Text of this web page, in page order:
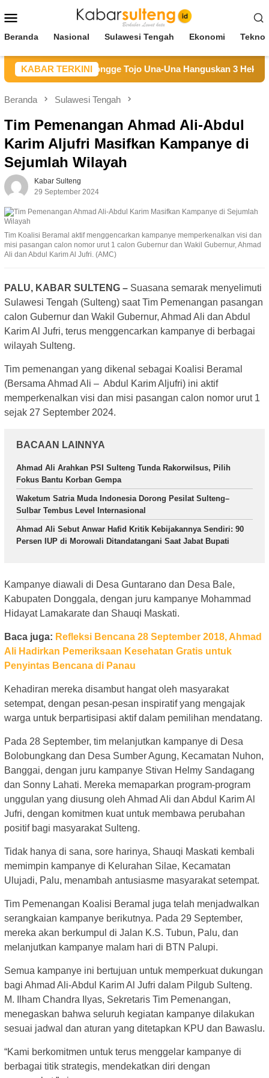
ke
Mobile
Beranda Nasional Sulawesi Tengah Ekonomi
KABAR TERKINI
Hutan di Longge Tojo Una-Una Hanguskan 3 Hektare
Beranda Sulawesi Tengah
Tim Pemenangan Ahmad Ali-Abdul
Karim Aljufri Masifkan Kampanye di
Sejumlah Wilayah
Kabar Sulteng
29 September 2024
Tim Koalisi Beramal aktif menggencarkan kampanye memperkenalkan visi dan
misi pasangan calon nomor urut 1 calon Gubernur dan Wakil Gubernur, Ahmad
Ali dan Abdul Karim Al Jufri. (AMC)
PALU, KABAR SULTENG – Suasana semarak menyelimuti
Sulawesi Tengah (Sulteng) saat Tim Pemenangan pasangan
calon Gubernur dan Wakil Gubernur, Ahmad Ali dan Abdul
Karim Al Jufri, terus menggencarkan kampanye di berbagai
wilayah Sulteng.
Tim pemenangan yang dikenal sebagai Koalisi Beramal
(Bersama Ahmad Ali – Abdul Karim Aljufri) ini aktif
memperkenalkan visi dan misi pasangan calon nomor urut 1
sejak 27 September 2024.
BACAAN LAINNYA
Ahmad Ali Arahkan PSI Sulteng Tunda Rakorwilsus, Pilih
Fokus Bantu Korban Gempa
Waketum Satria Muda Indonesia Dorong Pesilat Sulteng–
Sulbar Tembus Level Internasional
Ahmad Ali Sebut Anwar Hafid Kritik Kebijakannya Sendiri: 90
Persen IUP di Morowali Ditandatangani Saat Jabat Bupati
Kampanye diawali di Desa Guntarano dan Desa Bale,
Kabupaten Donggala, dengan juru kampanye Mohammad
Hidayat Lamakarate dan Shauqi Maskati.
Baca juga: Refleksi Bencana 28 September 2018, Ahmad
Ali Hadirkan Pemeriksaan Kesehatan Gratis untuk
Penyintas Bencana di Panau
Kehadiran mereka disambut hangat oleh masyarakat
setempat, dengan pesan-pesan inspiratif yang mengajak
warga untuk berpartisipasi aktif dalam pemilihan mendatang.
Pada 28 September, tim melanjutkan kampanye di Desa
Bolobungkang dan Desa Sumber Agung, Kecamatan Nuhon,
Banggai, dengan juru kampanye Stivan Helmy Sandagang
dan Sonny Lahati. Mereka memaparkan program-program
unggulan yang diusung oleh Ahmad Ali dan Abdul Karim Al
Jufri, dengan komitmen kuat untuk membawa perubahan
positif bagi masyarakat Sulteng.
Tidak hanya di sana, sore harinya, Shauqi Maskati kembali
memimpin kampanye di Kelurahan Silae, Kecamatan
Ulujadi, Palu, menambah antusiasme masyarakat setempat.
Tim Pemenangan Koalisi Beramal juga telah menjadwalkan
serangkaian kampanye berikutnya. Pada 29 September,
mereka akan berkumpul di Jalan K.S. Tubun, Palu, dan
melanjutkan kampanye malam hari di BTN Palupi.
Semua kampanye ini bertujuan untuk memperkuat dukungan
bagi Ahmad Ali-Abdul Karim Al Jufri dalam Pilgub Sulteng.
M. Ilham Chandra Ilyas, Sekretaris Tim Pemenangan,
menegaskan bahwa seluruh kegiatan kampanye dilakukan
sesuai jadwal dan aturan yang ditetapkan KPU dan Bawaslu.
“Kami berkomitmen untuk terus menggelar kampanye di
berbagai titik strategis, mendekatkan diri dengan